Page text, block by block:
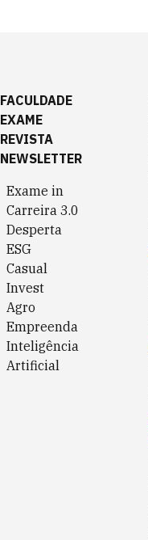
FACULDADE
EXAME
REVISTA
NEWSLETTER
Exame in
Carreira 3.0
Desperta
ESG
Casual
Invest
Agro
Empreenda
Inteligência
Artificial